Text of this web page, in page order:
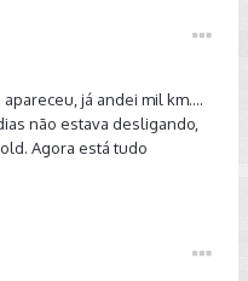
o basico, eu não vi, o
, e me entregou com
óleo filtros ,veio a
técnico desde a
aguardando , mas
por aqui ninguém vai
os relatos desse
já andei mil km....
não estava desligando,
Agora está tudo